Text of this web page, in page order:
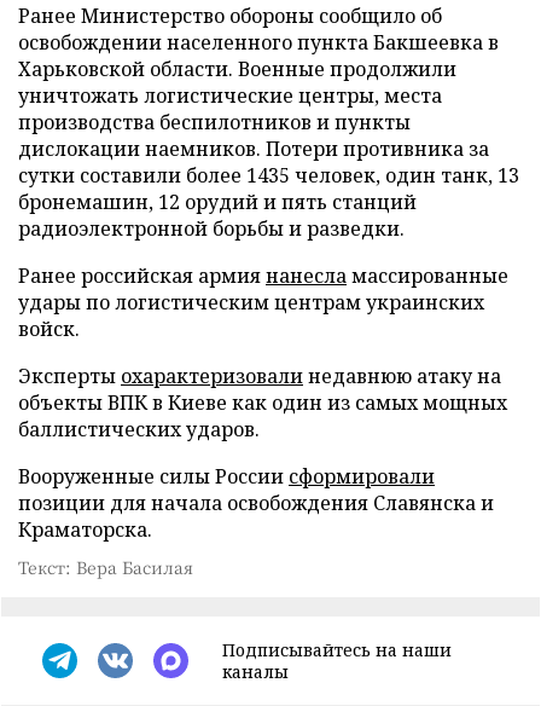
Ранее Министерство обороны сообщило об
освобождении населенного пункта Бакшеевка в
Харьковской области. Военные продолжили
уничтожать логистические центры, места
производства беспилотников и пункты
дислокации наемников. Потери противника за
сутки составили более 1435 человек, один танк, 13
бронемашин, 12 орудий и пять станций
радиоэлектронной борьбы и разведки.
Ранее российская армиянанесламассированные
удары по логистическим центрам украинских
войск.
Эксперты охарактеризовалинедавнюю атаку на
объекты ВПК в Киеве как один из самых мощных
баллистических ударов.
Вооруженные силы России сформировали
позиции для начала освобождения Славянска и
Краматорска.
Текст: Вера Басилая
Подписывайтесь на наши
каналы